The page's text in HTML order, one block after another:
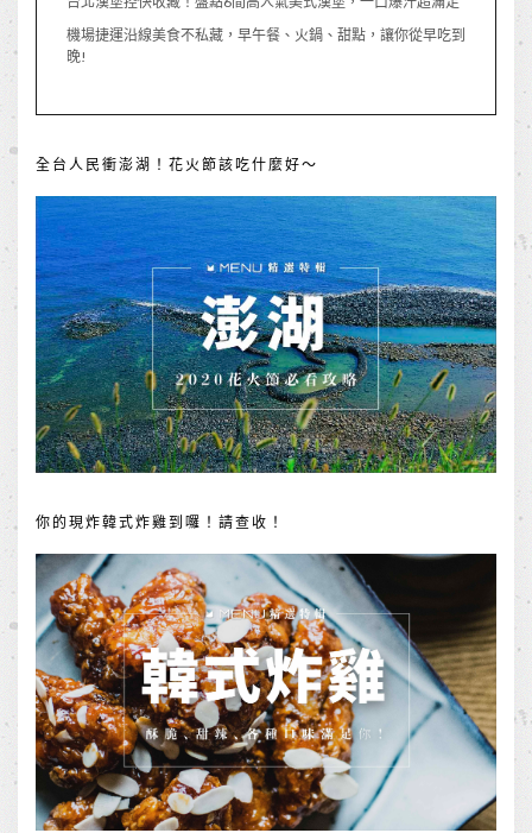
機場捷運沿線美食不私藏，早午餐、火鍋、甜點，讓你從早吃到
晚!
全台人民衝澎湖！花火節該吃什麼好～
你的現炸韓式炸雞到囉！請查收！